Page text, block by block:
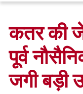
कतर की
पूर्व
जगी बड़ी